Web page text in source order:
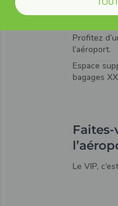
vos
Profitez
l’aéroport.
Espace
bagages
Le VIP,